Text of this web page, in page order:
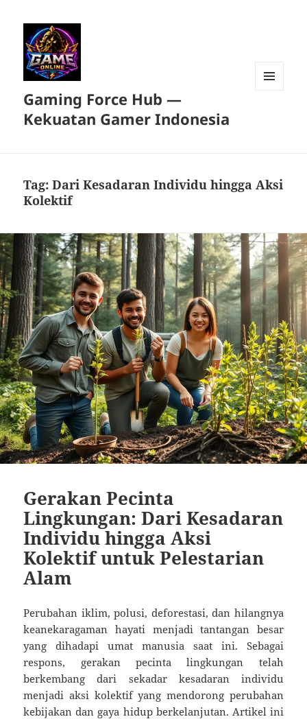
Gaming Force Hub —
Kekuatan Gamer Indonesia
Tag:Dari Kesadaran Individu hingga Aksi
Kolektif
Gerakan Pecinta
Lingkungan: Dari Kesadaran
Individu hingga Aksi
Kolektif untuk Pelestarian
Alam
Perubahan iklim, polusi, deforestasi, dan hilangnya
keanekaragaman hayati menjadi tantangan besar
yang dihadapi umat manusia saat ini. Sebagai
respons, gerakan pecinta lingkungan telah
berkembang dari sekadar kesadaran individu
menjadi aksi kolektif yang mendorong perubahan
kebijakan dan gaya hidup berkelanjutan. Artikel ini